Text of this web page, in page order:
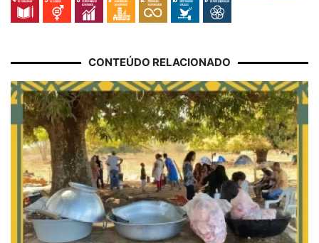
CONTEÚDO RELACIONADO